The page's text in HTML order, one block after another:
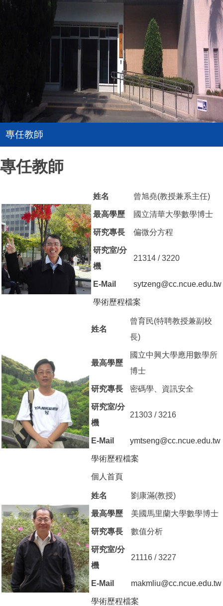
專任教師
專任教師
姓名 曾旭堯(教授兼系主任)
最高學歷 國立清華大學數學博士
研究專長 偏微分方程
研究室/分
機
21314 / 3220
E-Mail sytzeng@cc.ncue.edu.tw
學術歷程檔案
姓名
曾育民(特聘教授兼副校
長)
最高學歷
國立中興大學應用數學所
博士
研究專長 密碼學、資訊安全
研究室/分
機
21303 / 3216
E-Mail ymtseng@cc.ncue.edu.tw
學術歷程檔案
個人首頁
姓名 劉康滿(教授)
最高學歷 美國馬里蘭大學數學博士
研究專長 數值分析
研究室/分
機
21116 / 3227
E-Mail makmliu@cc.ncue.edu.tw
學術歷程檔案